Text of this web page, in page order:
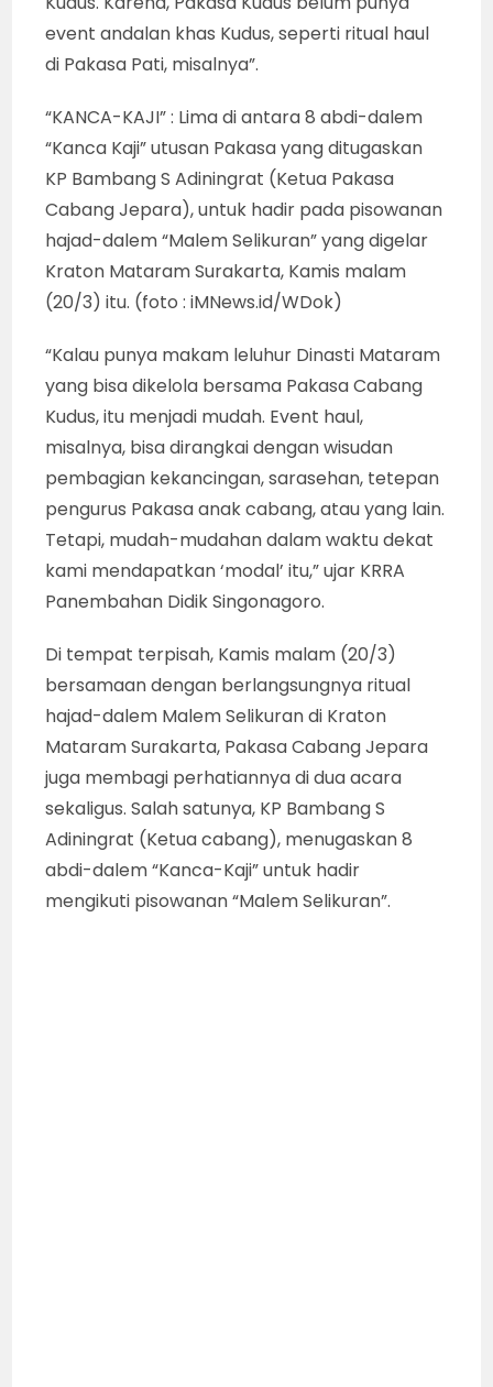
event andalan khas Kudus, seperti ritual haul
di Pakasa Pati, misalnya”.
“KANCA-KAJI” : Lima di antara 8 abdi-dalem
“Kanca Kaji” utusan Pakasa yang ditugaskan
KP Bambang S Adiningrat (Ketua Pakasa
Cabang Jepara), untuk hadir pada pisowanan
hajad-dalem “Malem Selikuran” yang digelar
Kraton Mataram Surakarta, Kamis malam
(20/3) itu. (foto : iMNews.id/WDok)
“Kalau punya makam leluhur Dinasti Mataram
yang bisa dikelola bersama Pakasa Cabang
Kudus, itu menjadi mudah. Event haul,
misalnya, bisa dirangkai dengan wisudan
pembagian kekancingan, sarasehan, tetepan
pengurus Pakasa anak cabang, atau yang lain.
Tetapi, mudah-mudahan dalam waktu dekat
kami mendapatkan ‘modal’ itu,” ujar KRRA
Panembahan Didik Singonagoro.
Di tempat terpisah, Kamis malam (20/3)
bersamaan dengan berlangsungnya ritual
hajad-dalem Malem Selikuran di Kraton
Mataram Surakarta, Pakasa Cabang Jepara
juga membagi perhatiannya di dua acara
sekaligus. Salah satunya, KP Bambang S
Adiningrat (Ketua cabang), menugaskan 8
abdi-dalem “Kanca-Kaji” untuk hadir
mengikuti pisowanan “Malem Selikuran”.